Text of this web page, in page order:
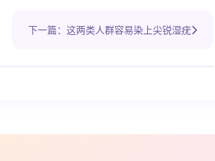
下一篇：这两类人群容易染上尖锐湿疣